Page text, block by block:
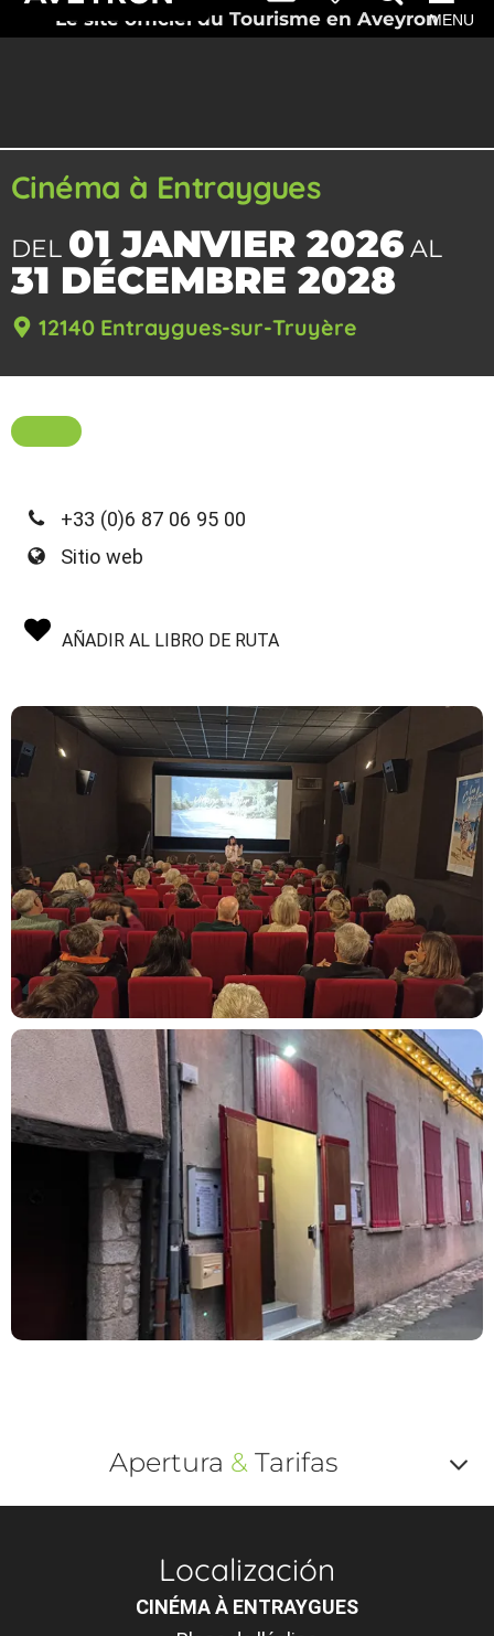
Le site officiel du Tourisme en AveyronMENU
Cinéma à Entraygues
DEL 01 JANVIER 2026 AL
31 DÉCEMBRE 2028
12140 Entraygues-sur-Truyère
+33 (0)6 87 06 95 00
Sitio web
AÑADIR AL LIBRO DE RUTA
Apertura &Tarifas
Localización
CINÉMA À ENTRAYGUES